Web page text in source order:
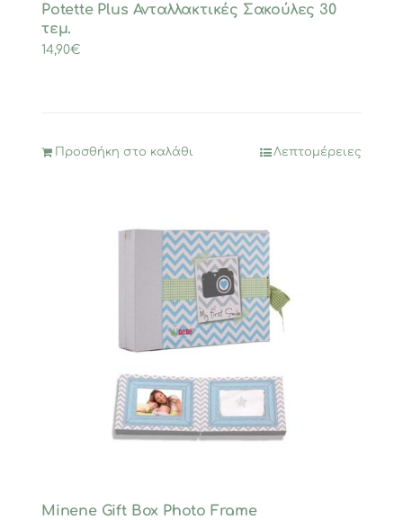
Potette Plus Ανταλλακτικές Σακούλες 30
τεμ.
14,90€
Προσθήκη στο καλάθι Λεπτομέρειες
Minene Gift Box Photo Frame